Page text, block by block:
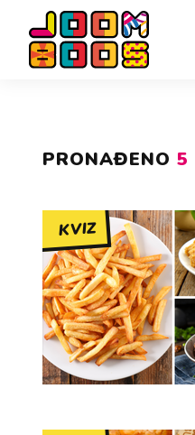
PRONAĐENO 5
KVIZ